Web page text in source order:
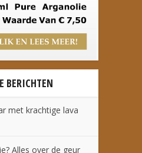
BERICHTEN
met krachtige lava
Alles over de geur